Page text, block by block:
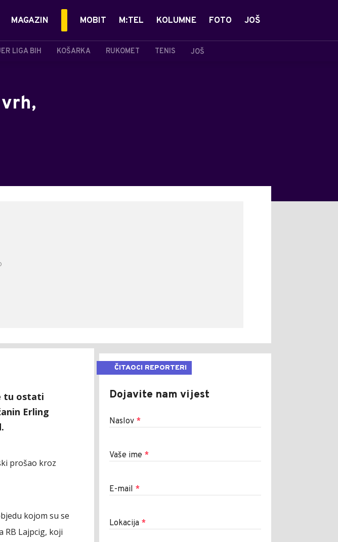
LIGA BIH KOŠARKA RUKOMET TENIS JOŠ
MAGAZIN MOBIT M:TEL KOLUMNE FOTO JOŠ
tu ostati
Erling
prošao kroz
kojom su se
RB Lajpcig, koji
ČITAOCI REPORTERI
Dojavite nam vijest
Naslov *
Vaše ime *
E-mail *
Lokacija *